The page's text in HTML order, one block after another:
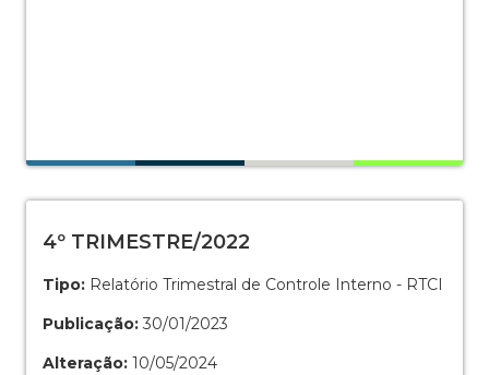
4º TRIMESTRE/2022
Tipo: Relatório Trimestral de Controle Interno - RTCI
Publicação: 30/01/2023
Alteração: 10/05/2024